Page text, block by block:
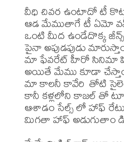
వీధి చివర ఉంటాదో టీ
ఆడ మేముతాగే టీ ఏమో
ఒంటి మీద ఉండేదొక్క
పైనా అపుడపుడు
మా ఫేవరేట్ హీరో సినిమా
అయితే మేము కూడా
మా కాలనీ కావేరి  తోటి
కానీ కళ్లలోని కాజల్ తో టూ
ఆశాడం సేల్స్ లో హాఫ్
మిగతా హాఫ్ అడుగుతాం